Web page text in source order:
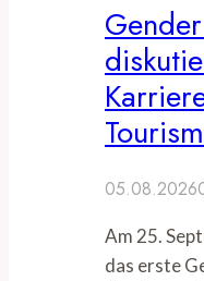
05.08.2026
Am 25.
das erste